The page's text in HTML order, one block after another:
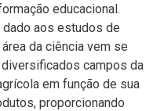
educacional.
aos estudos de
da ciência vem se
campos da
em função de sua
proporcionando